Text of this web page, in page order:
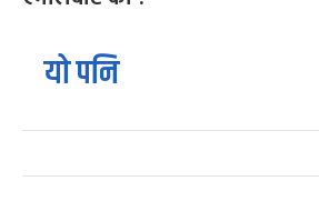
यो पनि